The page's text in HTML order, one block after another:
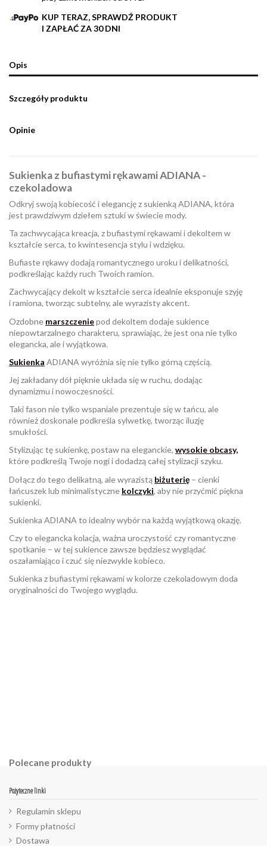
KUP TERAZ, SPRAWDŹ PRODUKT
I ZAPŁAĆ ZA 30 DNI
Opis
Szczegóły produktu
Opinie
Sukienka z bufiastymi rękawami ADIANA -
czekoladowa
Odkryj swoją kobiecość i elegancję z sukienką ADIANA, która
jest prawdziwym dziełem sztuki w świecie mody.
Ta zachwycająca kreacja, z bufiastymi rękawami i dekoltem w
kształcie serca, to kwintesencja stylu i wdzięku.
Bufiaste rękawy dodają romantycznego uroku i delikatności,
podkreślając każdy ruch Twoich ramion.
Zachwycający dekolt w kształcie serca idealnie eksponuje szyję
i ramiona, tworząc subtelny, ale wyrazisty akcent.
Ozdobne marszczeniepod dekoltem dodaje sukience
niepowtarzalnego charakteru, sprawiając, że jest ona nie tylko
elegancka, ale i wyjątkowa.
Sukienka ADIANA wyróżnia się nie tylko górną częścią.
Jej zakładany dół pięknie układa się w ruchu, dodając
dynamizmu i nowoczesności.
Taki fason nie tylko wspaniale prezentuje się w tańcu, ale
również doskonale podkreśla sylwetkę, tworząc iluzję
smukłości.
Stylizując tę sukienkę, postaw na eleganckie, wysokie obcasy,
które podkreślą Twoje nogi i dodadzą całej stylizacji szyku.
Dołącz do tego delikatną, ale wyrazistą biżuterię – cienki
łańcuszek lub minimalistyczne kolczyki, aby nie przyćmić piękna
sukienki.
Sukienka ADIANA to idealny wybór na każdą wyjątkową okazję.
Czy to elegancka kolacja, ważna uroczystość czy romantyczne
spotkanie – w tej sukience zawsze będziesz wyglądać
oszałamiająco i czuć się niezwykle kobieco.
Sukienka z bufiastymi rękawami w kolorze czekoladowym doda
oryginalności do Twojego wyglądu.
Polecane produkty
Pożyteczne linki
Regulamin sklepu
Formy płatności
Dostawa